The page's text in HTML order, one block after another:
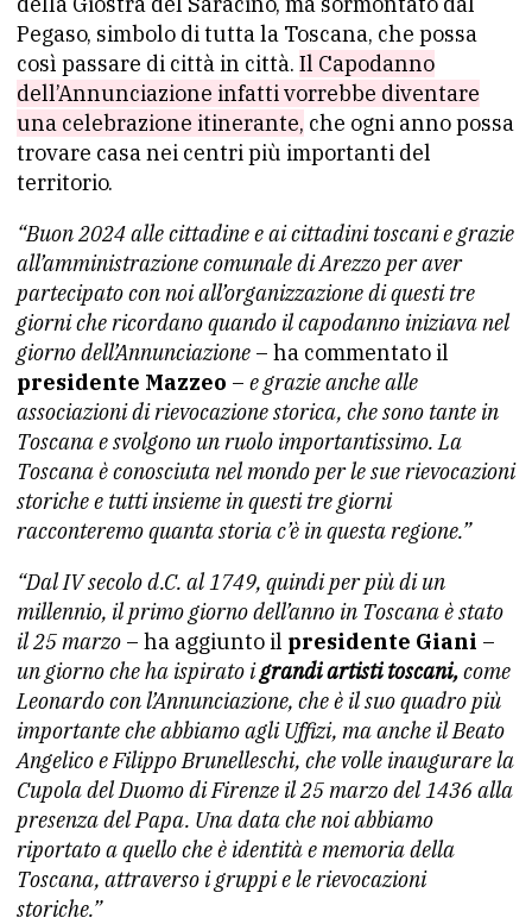
Pegaso, simbolo di tutta la Toscana, che possa
così passare di città in città. Il Capodanno
dell’Annunciazione infatti vorrebbe diventare
una celebrazione itinerante, che ogni anno possa
trovare casa nei centri più importanti del
territorio.
“Buon 2024 alle cittadine e ai cittadini toscani e grazie
all’amministrazione comunale di Arezzo per aver
partecipato con noi all’organizzazione di questi tre
giorni che ricordano quando il capodanno iniziava nel
giorno dell’Annunciazione – ha commentato il
presidente Mazzeo – e grazie anche alle
associazioni di rievocazione storica, che sono tante in
Toscana e svolgono un ruolo importantissimo. La
Toscana è conosciuta nel mondo per le sue rievocazioni
storiche e tutti insieme in questi tre giorni
racconteremo quanta storia c’è in questa regione.”
“Dal IV secolo d.C. al 1749, quindi per più di un
millennio, il primo giorno dell’anno in Toscana è stato
il 25 marzo – ha aggiunto il presidente Giani –
un giorno che ha ispirato igrandi artisti toscani,come
Leonardo con l’Annunciazione, che è il suo quadro più
importante che abbiamo agli Uffizi, ma anche il Beato
Angelico e Filippo Brunelleschi, che volle inaugurare la
Cupola del Duomo di Firenze il 25 marzo del 1436 alla
presenza del Papa. Una data che noi abbiamo
riportato a quello che è identità e memoria della
Toscana, attraverso i gruppi e le rievocazioni
storiche.”